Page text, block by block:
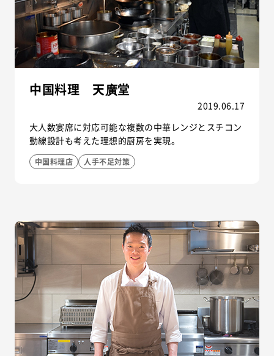
中国料理 天廣堂
2019.06.17
大人数宴席に対応可能な複数の中華レンジとスチコン
動線設計も考えた理想的厨房を実現。
中国料理店 人手不足対策